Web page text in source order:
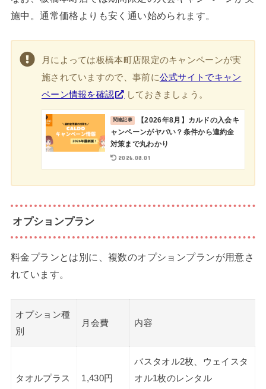
施中。通常価格よりも安く通い始められます。
月によっては板橋本町店限定のキャンペーンが実
施されていますので、事前に公式サイトでキャン
ペーン情報を確認
しておきましょう。
【2026年8月】カルドの入会キ
ャンペーンがヤバい？条件から違約金
対策まで丸わかり
2026.08.01
オプションプラン
料金プランとは別に、複数のオプションプランが用意さ
れています。
オプション種
別
月会費 内容
タオルプラス 1,430円
バスタオル2枚、ウェイスタ
オル1枚のレンタル